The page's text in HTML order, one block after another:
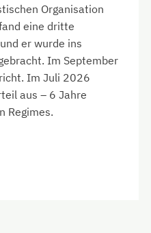
Organisation
eine dritte
er wurde ins
Im September
Im Juli 2026
aus – 6 Jahre
Regimes.